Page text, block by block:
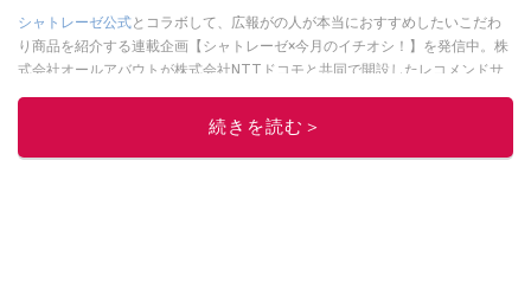
シャトレーゼ公式とコラボして、広報がの人が本当におすすめしたいこだわ
り商品を紹介する連載企画【シャトレーゼ×今月のイチオシ！】を発信中。株
式会社オールアバウトが株式会社NTTドコモと共同で開設したレコメンドサ
イト「イチオシ」編集部が、毎日トレンド情報をお届けしています。ぜひ
してください！
このイチオシストの他の記事を読む
続きを読む＞